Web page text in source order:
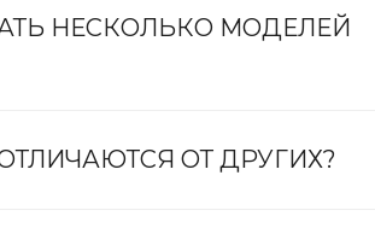
НЕСКОЛЬКО МОДЕЛЕЙ
ОТ ДРУГИХ?